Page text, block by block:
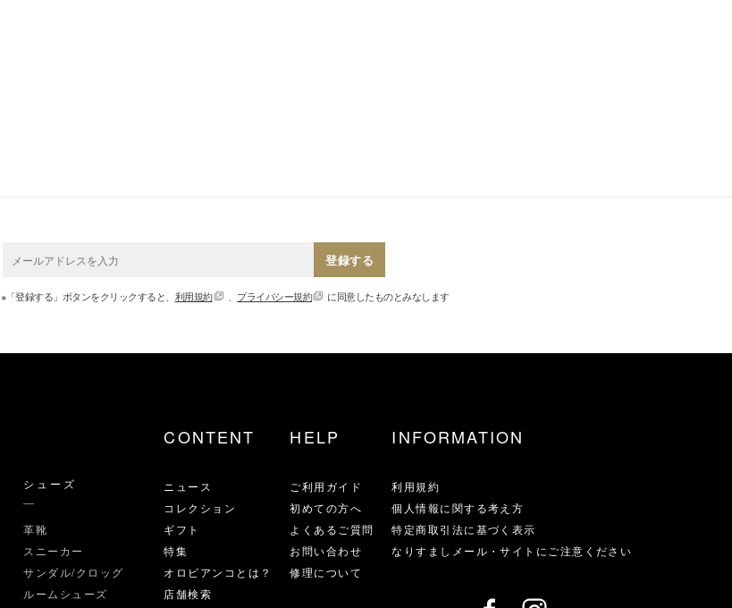
登録する
※「登録する」ボタンをクリックすると、 利用規約 、 プライバシー規約 に同意したものとみなします
シューズ
革靴
スニーカー
サンダル/クロッグ
ルームシューズ
CONTENT
ニュース
コレクション
ギフト
特集
オロビアンコとは？
店舗検索
HELP
ご利用ガイド
初めての方へ
よくあるご質問
お問い合わせ
修理について
INFORMATION
利用規約
個人情報に関する考え方
特定商取引法に基づく表示
なりすましメール・サイトにご注意ください